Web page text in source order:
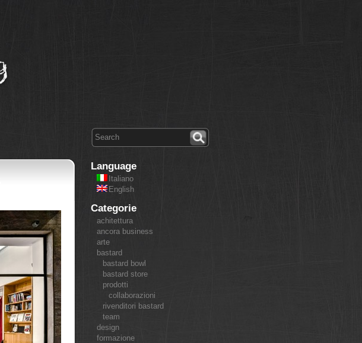
Language
Italiano
English
Categorie
achitettura
ancora business
arte
bastard
bastard bowl
bastard store
prodotti
collaborazioni
rivenditori bastard
team
design
formazione